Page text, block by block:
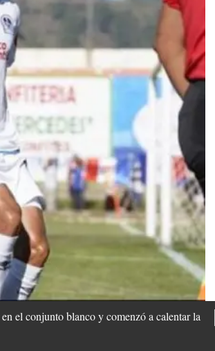
el conjunto blanco y comenzó a calentar la